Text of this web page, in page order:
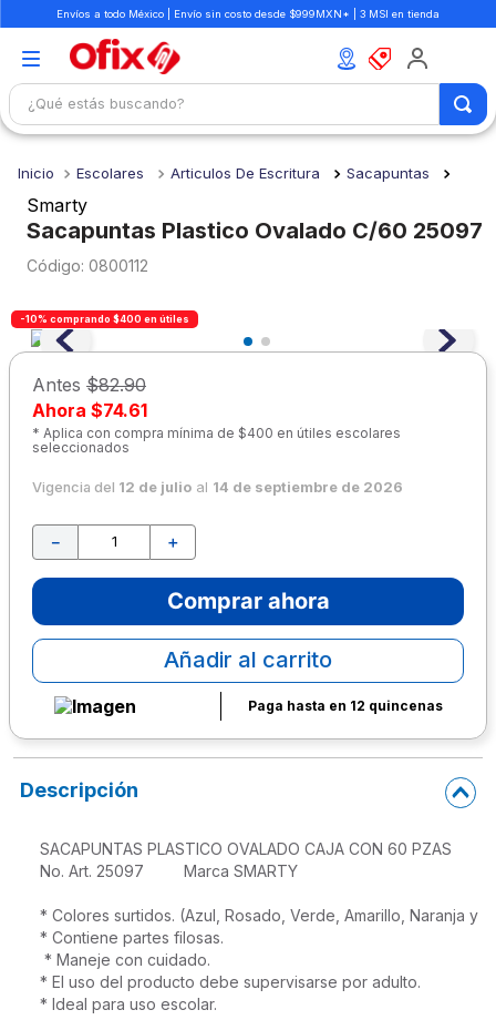
Envíos a todo México | Envío sin costo desde $999MXN* | 3 MSI en tienda
¿Qué estás buscando?
Escolares Articulos De Escritura Sacapuntas
Smarty
Sacapuntas Plastico Ovalado C/60 25097
: 0800112
-10% comprando $400 en útiles
Antes $82.90
Ahora $74.61
* Aplica con compra mínima de $400 en útiles escolares
seleccionados
Vigencia del 12 de julio al 14 de septiembre de 2026
＋
－
Comprar ahora
Añadir al carrito
Paga hasta en 12 quincenas
Descripción
SACAPUNTAS PLASTICO OVALADO CAJA CON 60 PZAS
No. Art. 25097         Marca SMARTY
* Colores surtidos. (Azul, Rosado, Verde, Amarillo, Naranja y
* Contiene partes filosas.
* Maneje con cuidado.
* El uso del producto debe supervisarse por adulto.
* Ideal para uso escolar.
1.
mochilas
2.
libretas
3.
cuaderno
5.
colores
6.
boligrafo
7.
escritorio
8.
sacapuntas
9.
escolar
10. lapiz